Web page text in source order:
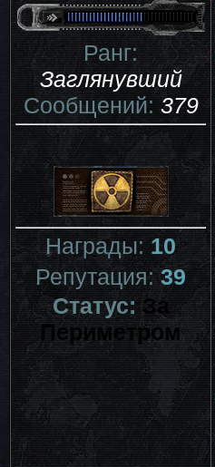
Ранг:
Заглянувший
Сообщений:379
Награды:10
Репутация:39
Статус:За
Периметром